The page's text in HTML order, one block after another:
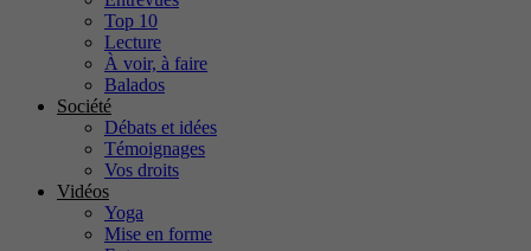
Top 10
Lecture
À voir, à faire
Balados
Société
Débats et idées
Témoignages
Vos droits
Vidéos
Yoga
Mise en forme